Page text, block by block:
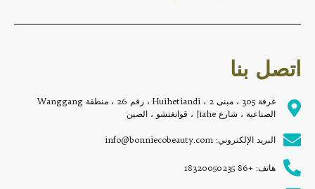
اتصل بنا
غرفة 305 ، مبنى 2 ، Huihetiandi ، رقم 26 ، منطقة Wanggang
الصناعية ، شارع Jiahe ، قوانغتشو ، الصين
البريد الإلكتروني: info@bonniecobeauty.com
هاتف: +86 18320050235